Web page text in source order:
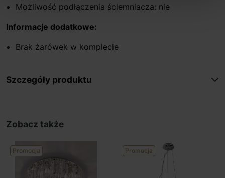
Możliwość podłączenia ściemniacza: nie
Informacje dodatkowe:
Brak żarówek w komplecie
Szczegóły produktu
Zobacz także
Promocja Promocja